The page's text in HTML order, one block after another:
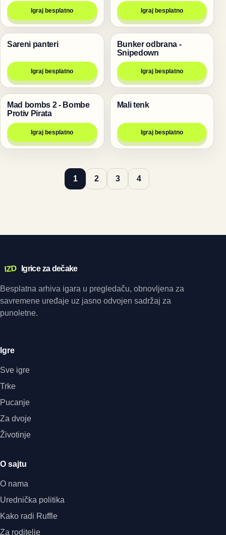
Igraj besplatno Igraj besplatno
Pucanje
Sareni panteri
Igraj besplatno
Pucanje
Bunker odbrana -
Snipedown
Igraj besplatno
Igre
Mad bombs 2 - Bombe
Protiv Pirata
Igraj besplatno
Pucanje
Mali tenk
Igraj besplatno
1 2 3 4
IZD Igrice za dečake
Besplatna arhiva igara u pregledaču, obnovljena za
savremene uređaje uz jasno odvojen sadržaj za
punoletne.
Igre
Sve igre
Trke
Pucanje
Za dvoje
Životinje
O sajtu
O nama
Urednička politika
Kako radi Ruffle
Za roditelje